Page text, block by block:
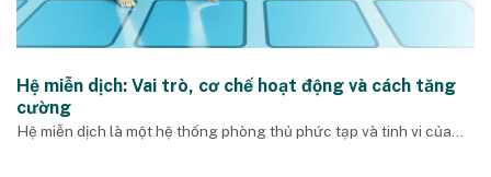
Hệ miễn dịch: Vai trò, cơ chế hoạt động và cách tăng
cường
Hệ miễn dịch là một hệ thống phòng thủ phức tạp và tinh vi của...